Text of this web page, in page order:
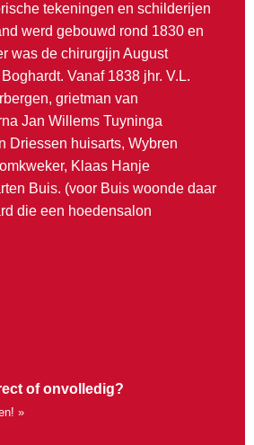
tekeningen en schilderijen
werd gebouwd rond 1830 en
was de chirurgijn August
Vanaf 1838 jhr. V.L.
grietman van
Jan Willems Tuyninga
Driessen huisarts, Wybren
Klaas Hanje
Buis. (voor Buis woonde daar
die een hoedensalon
of onvolledig?
»